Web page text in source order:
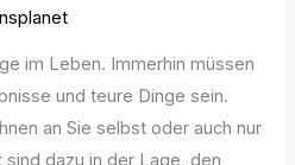
im Leben. Immerhin müssen
und teure Dinge sein.
an Sie selbst oder auch nur
dazu in der Lage, den